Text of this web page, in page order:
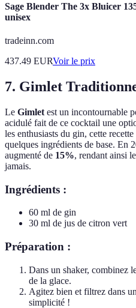
Sage Blender The 3x Bluicer
unisex
tradeinn.com
437.49 EURVoir le prix
7. Gimlet
Le Gimlet est un incontournable
acidulé fait de ce cocktail une
les enthusiasts du gin, cette
quelques ingrédients de base. En
augmenté de 15%, rendant ainsi
jamais.
Ingrédients :
60 ml de gin
30 ml de jus de citron vert
Préparation :
Dans un shaker, combinez
de la glace.
Agitez bien et filtrez dans
simplicité !